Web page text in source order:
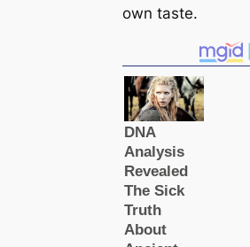
own taste.